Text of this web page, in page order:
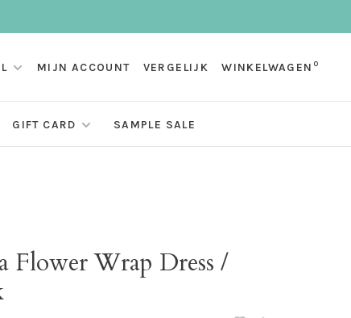
MIJN ACCOUNT VERGELIJK WINKELWAGEN 0
GIFT CARD SAMPLE SALE
Flower Wrap Dress /